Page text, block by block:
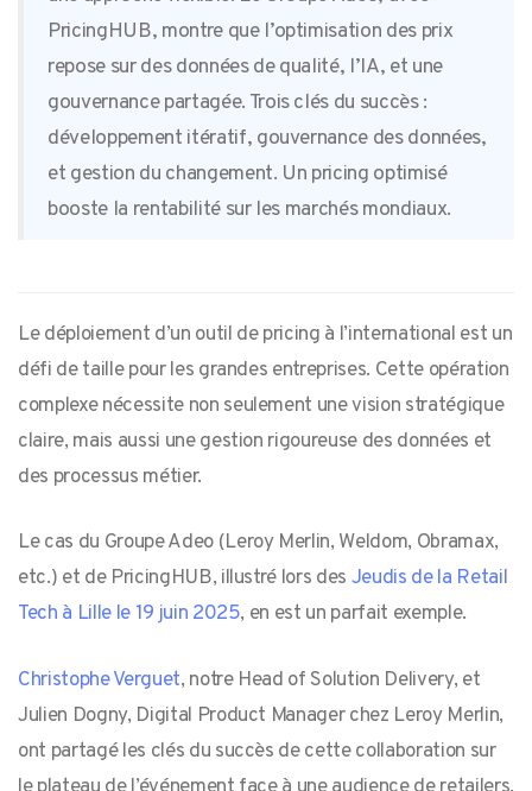
PricingHUB, montre que l’optimisation des prix
repose sur des données de qualité, l’IA, et une
gouvernance partagée. Trois clés du succès :
développement itératif, gouvernance des données,
et gestion du changement. Un pricing optimisé
booste la rentabilité sur les marchés mondiaux.
Le déploiement d’un outil de pricing à l’international est un
défi de taille pour les grandes entreprises. Cette opération
complexe nécessite non seulement une vision stratégique
claire, mais aussi une gestion rigoureuse des données et
des processus métier.
Le cas du Groupe Adeo (Leroy Merlin, Weldom, Obramax,
etc.) et de PricingHUB, illustré lors des Jeudis de la Retail
Tech à Lille le 19 juin 2025, en est un parfait exemple.
Christophe Verguet, notre Head of Solution Delivery, et
Julien Dogny, Digital Product Manager chez Leroy Merlin,
ont partagé les clés du succès de cette collaboration sur